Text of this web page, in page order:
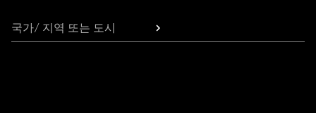
국가/ 지역 또는 도시